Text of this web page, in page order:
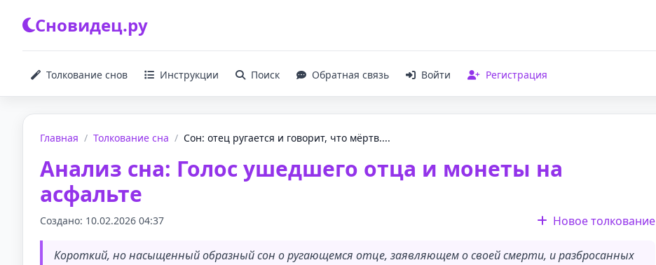
Сновидец.ру
Толкование снов Инструкции Поиск Обратная связь Войти Регистрация
Главная / Толкование сна / Сон: отец ругается и говорит, что мёртв....
Анализ сна: Голос ушедшего отца и монеты на
асфальте
Создано: 10.02.2026 04:37 Новое толкование
Короткий, но насыщенный образный сон о ругающемся отце, заявляющем о своей смерти, и разбросанных